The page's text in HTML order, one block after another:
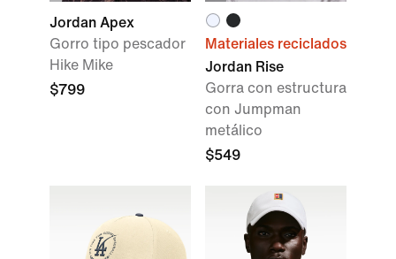
Jordan Apex
Gorro tipo pescador
Hike Mike
$799
Materiales reciclados
Jordan Rise
Gorra con estructura
con Jumpman
metálico
$549